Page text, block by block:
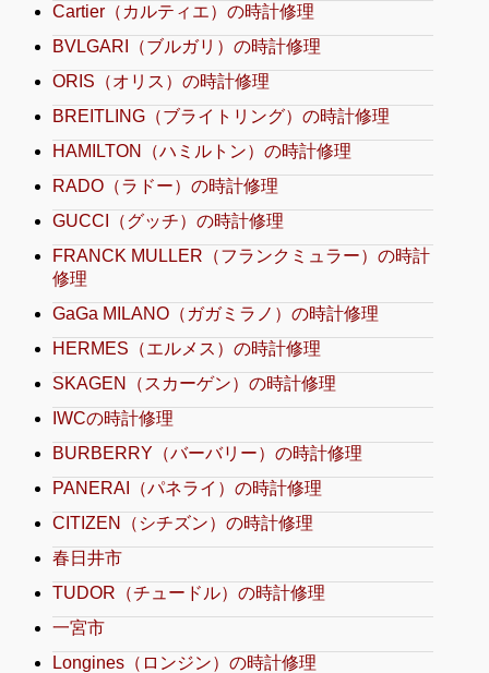
Cartier（カルティエ）の時計修理
BVLGARI（ブルガリ）の時計修理
ORIS（オリス）の時計修理
BREITLING（ブライトリング）の時計修理
HAMILTON（ハミルトン）の時計修理
RADO（ラドー）の時計修理
GUCCI（グッチ）の時計修理
FRANCK MULLER（フランクミュラー）の時計
修理
GaGa MILANO（ガガミラノ）の時計修理
HERMES（エルメス）の時計修理
SKAGEN（スカーゲン）の時計修理
IWCの時計修理
BURBERRY（バーバリー）の時計修理
PANERAI（パネライ）の時計修理
CITIZEN（シチズン）の時計修理
春日井市
TUDOR（チュードル）の時計修理
一宮市
Longines（ロンジン）の時計修理